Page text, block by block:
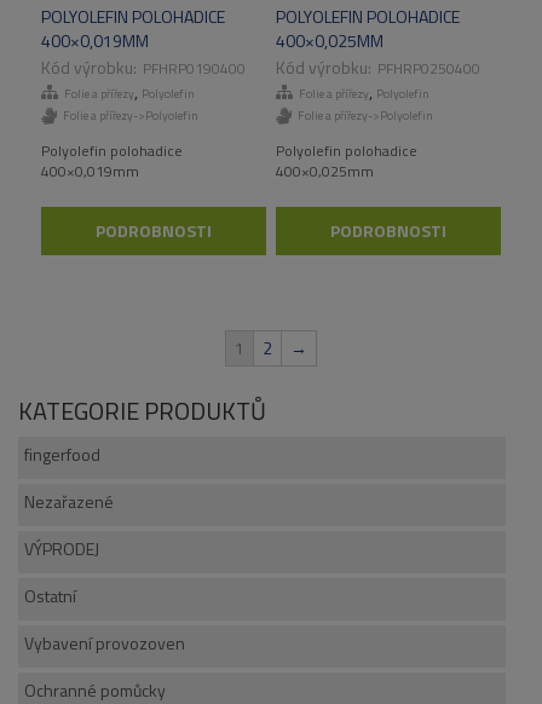
POLYOLEFIN POLOHADICE
400×0,019MM
PFHRP0190400
Folie a přířezy, Polyolefin
Folie a přířezy->Polyolefin
Polyolefin polohadice
400×0,019mm
PODROBNOSTI
POLYOLEFIN POLOHADICE
400×0,025MM
PFHRP0250400
Folie a přířezy, Polyolefin
Folie a přířezy->Polyolefin
Polyolefin polohadice
400×0,025mm
PODROBNOSTI
1 2 →
KATEGORIE PRODUKTŮ
fingerfood
Nezařazené
VÝPRODEJ
Ostatní
Vybavení provozoven
Ochranné pomůcky